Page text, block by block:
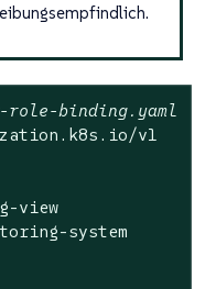
binding.yaml
v1
view
system